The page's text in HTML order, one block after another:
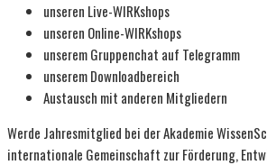
unseren Live-WIRKshops
unseren Online-WIRKshops
unserem Gruppenchat auf Telegramm
unserem Downloadbereich
Austausch mit anderen Mitgliedern
Werde Jahresmitglied bei der Akademie
internationale Gemeinschaft zur Förderung,